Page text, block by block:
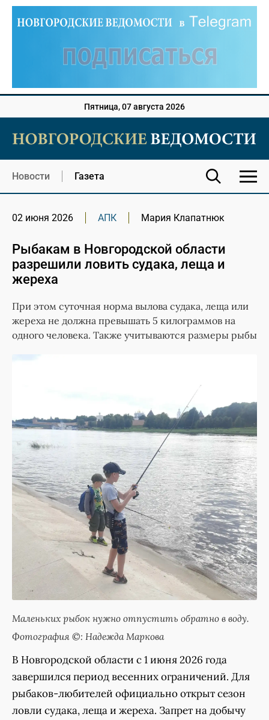
Пятница, 07 августа 2026
Новости Газета
02 июня 2026 АПК Мария Клапатнюк
Рыбакам в Новгородской области
разрешили ловить судака, леща и
жереха
При этом суточная норма вылова судака, леща или
жереха не должна превышать 5 килограммов на
одного человека. Также учитываются размеры рыбы
Маленьких рыбок нужно отпустить обратно в воду.
Фотография ©: Надежда Маркова
В Новгородской области с 1 июня 2026 года
завершился период весенних ограничений. Для
рыбаков-любителей официально открыт сезон
ловли судака, леща и жереха. Запрет на добычу